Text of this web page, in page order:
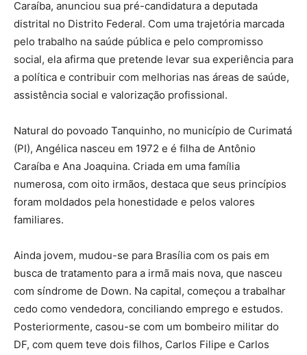
Caraíba, anunciou sua pré-candidatura a deputada
distrital no Distrito Federal. Com uma trajetória marcada
pelo trabalho na saúde pública e pelo compromisso
social, ela afirma que pretende levar sua experiência para
a política e contribuir com melhorias nas áreas de saúde,
assistência social e valorização profissional.
Natural do povoado Tanquinho, no município de Curimatá
(PI), Angélica nasceu em 1972 e é filha de Antônio
Caraíba e Ana Joaquina. Criada em uma família
numerosa, com oito irmãos, destaca que seus princípios
foram moldados pela honestidade e pelos valores
familiares.
Ainda jovem, mudou-se para Brasília com os pais em
busca de tratamento para a irmã mais nova, que nasceu
com síndrome de Down. Na capital, começou a trabalhar
cedo como vendedora, conciliando emprego e estudos.
Posteriormente, casou-se com um bombeiro militar do
DF, com quem teve dois filhos, Carlos Filipe e Carlos